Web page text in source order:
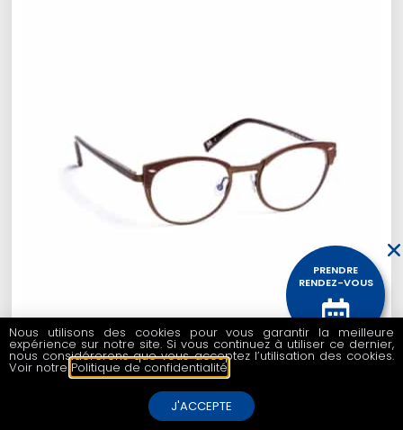
JF REY – JF2843
180,00
PRENDRE
RENDEZ-VOUS
CONTACTEZ
Nous utilisons des cookies pour vous garantir la meilleure
expérience sur notre site. Si vous continuez à utiliser ce dernier,
nous considérerons que vous acceptez l’utilisation des cookies.
Voir notre Politique de confidentialité
J'ACCEPTE